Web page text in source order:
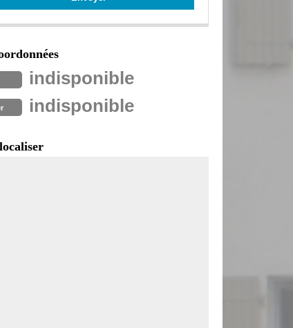
indisponible
indisponible